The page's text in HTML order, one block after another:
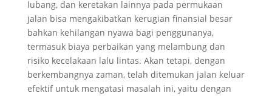
lubang, dan keretakan lainnya pada permukaan
jalan bisa mengakibatkan kerugian finansial besar
bahkan kehilangan nyawa bagi penggunanya,
termasuk biaya perbaikan yang melambung dan
risiko kecelakaan lalu lintas. Akan tetapi, dengan
berkembangnya zaman, telah ditemukan jalan keluar
efektif untuk mengatasi masalah ini, yaitu dengan